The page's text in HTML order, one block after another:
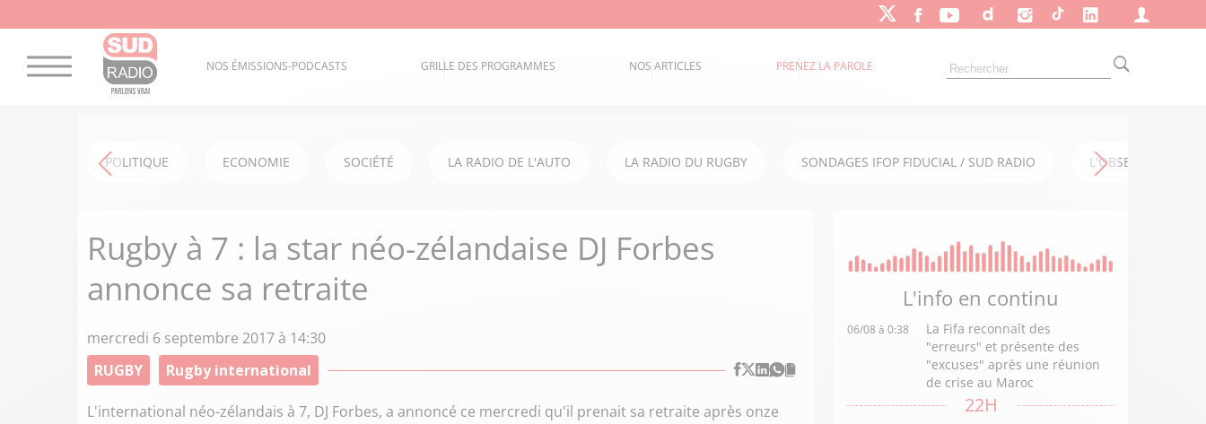
NOS ÉMISSIONS-PODCASTS GRILLE DES PROGRAMMES NOS ARTICLES PRENEZ LA PAROLE
POLITIQUE ECONOMIE SOCIÉTÉ LA RADIO DE L'AUTO LA RADIO DU RUGBY SONDAGES IFOP FIDUCIAL / SUD RADIO L'OBSERVATOIRE
Rugby à 7 : la star néo-zélandaise DJ Forbes
annonce sa retraite
mercredi 6 septembre 2017 à 14:30
RUGBY
Rugby international
L'international néo-zélandais à 7, DJ Forbes, a annoncé ce mercredi qu'il prenait sa retraite après onze
L'info en continu
06/08 à 0:38
La Fifa reconnaît des
"erreurs" et présente des
"excuses" après une réunion
de crise au Maroc
22H